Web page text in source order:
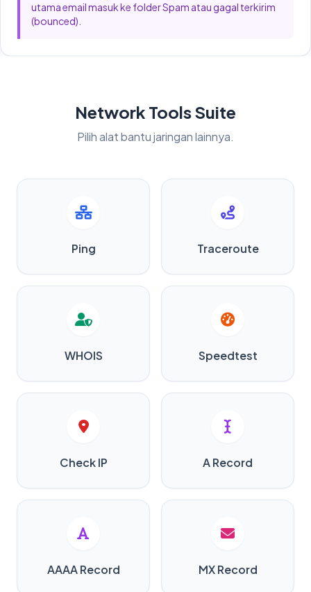
utama email masuk ke folder Spam atau gagal terkirim
(bounced).
Network Tools Suite
Pilih alat bantu jaringan lainnya.
Ping Traceroute
WHOIS Speedtest
Check IP A Record
AAAA Record MX Record